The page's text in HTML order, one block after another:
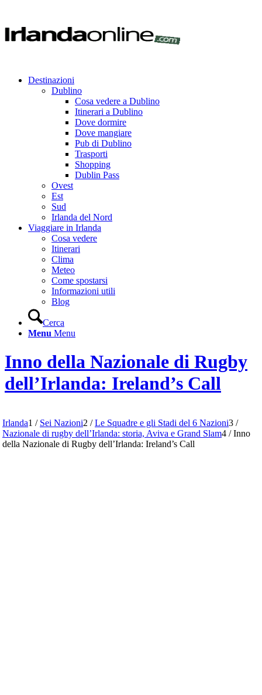
Destinazioni
Dublino
Cosa vedere a Dublino
Itinerari a Dublino
Dove dormire
Dove mangiare
Pub di Dublino
Trasporti
Shopping
Dublin Pass
Ovest
Est
Sud
Irlanda del Nord
Viaggiare in Irlanda
Cosa vedere
Itinerari
Clima
Meteo
Come spostarsi
Informazioni utili
Blog
Cerca
Menu Menu
Inno della Nazionale di Rugby
dell’Irlanda: Ireland’s Call
Irlanda1 / Sei Nazioni2 / Le Squadre e gli Stadi del 6 Nazioni3 /
Nazionale di rugby dell’Irlanda: storia, Aviva e Grand Slam4 / Inno
della Nazionale di Rugby dell’Irlanda: Ireland’s Call